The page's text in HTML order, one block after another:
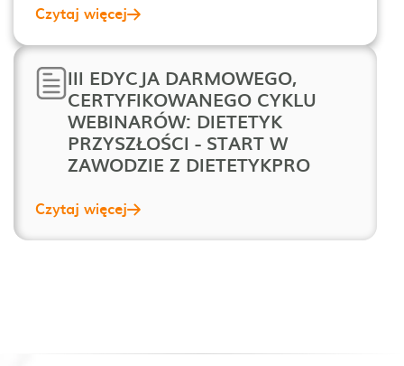
Czytaj więcej
III EDYCJA DARMOWEGO,
CERTYFIKOWANEGO CYKLU
WEBINARÓW: DIETETYK
PRZYSZŁOŚCI - START W
ZAWODZIE Z DIETETYKPRO
Czytaj więcej